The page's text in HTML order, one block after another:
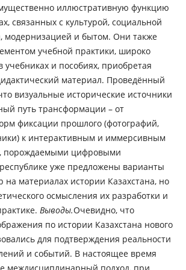
иллюстративную функцию
связанных с культурой, социальной
модернизацией и бытом. Они также
учебной практики, широко
учебниках и пособиях, приобретая
материал. Проведённый
визуальные исторические источники
путь трансформации – от
фиксации прошлого (фотографий,
к интерактивным и иммерсивным
порождаемыми цифровыми
уже предложены варианты
материалах истории Казахстана, но
осмысления их разработки и
Выводы.Очевидно, что
по истории Казахстана нового
для подтверждения реальности
и событий. В настоящее время